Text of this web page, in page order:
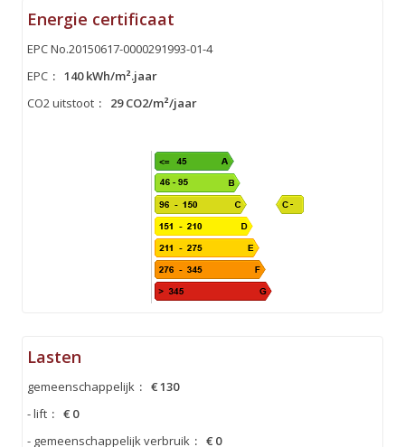
Energie certificaat
EPC No.20150617-0000291993-01-4
EPC : 140 kWh/m².jaar
CO2 uitstoot : 29 CO2/m²/jaar
Lasten
gemeenschappelijk : € 130
- lift : € 0
- gemeenschappelijk verbruik : € 0